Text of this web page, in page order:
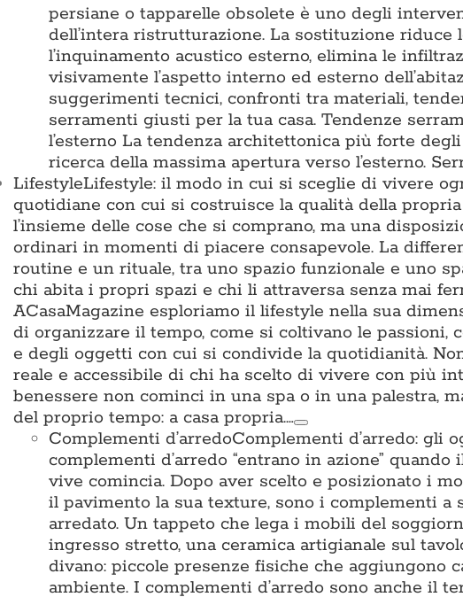
persiane o tapparelle obsolete è uno degli
dell’intera ristrutturazione. La sostituzione
l’inquinamento acustico esterno, elimina le
visivamente l’aspetto interno ed esterno
suggerimenti tecnici, confronti tra materiali,
serramenti giusti per la tua casa. Tendenze
l’esterno La tendenza architettonica più forte
ricerca della massima apertura verso l’esterno.
LifestyleLifestyle: il modo in cui si sceglie di vivere
quotidiane con cui si costruisce la qualità della
l’insieme delle cose che si comprano, ma una
ordinari in momenti di piacere consapevole. La
routine e un rituale, tra uno spazio funzionale e uno
chi abita i propri spazi e chi li attraversa senza mai
ACasaMagazine esploriamo il lifestyle nella sua
di organizzare il tempo, come si coltivano le
e degli oggetti con cui si condivide la quotidianità.
reale e accessibile di chi ha scelto di vivere con più
benessere non cominci in una spa o in una palestra,
del proprio tempo: a casa propria.…
Complementi d’arredoComplementi d’arredo: gli
complementi d’arredo “entrano in azione”
vive comincia. Dopo aver scelto e posizionato i
il pavimento la sua texture, sono i complementi a
arredato. Un tappeto che lega i mobili del
ingresso stretto, una ceramica artigianale sul
divano: piccole presenze fisiche che aggiungono
ambiente. I complementi d’arredo sono anche il